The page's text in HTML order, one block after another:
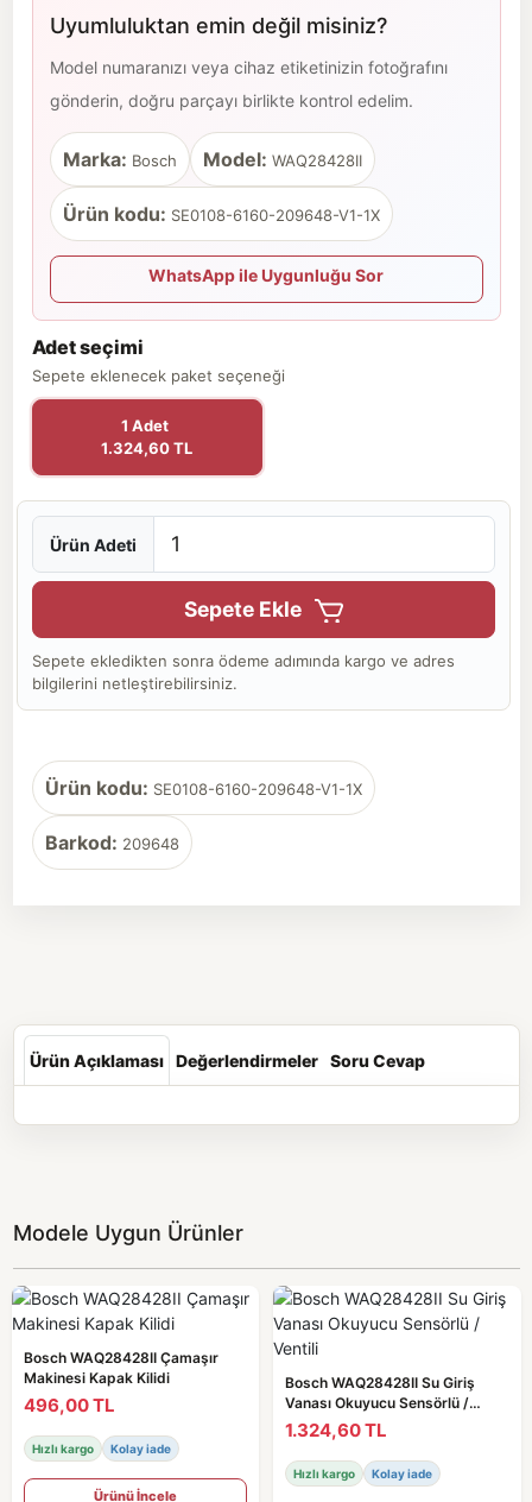
Uyumluluktan emin değil misiniz?
Model numaranızı veya cihaz etiketinizin fotoğrafını
gönderin, doğru parçayı birlikte kontrol edelim.
Marka: Bosch Model: WAQ28428II
Ürün kodu: SE0108-6160-209648-V1-1X
WhatsApp ile Uygunluğu Sor
Adet seçimi
Sepete eklenecek paket seçeneği
1 Adet
1.324,60 TL
Ürün Adeti
Sepete Ekle
Sepete ekledikten sonra ödeme adımında kargo ve adres
bilgilerini netleştirebilirsiniz.
Ürün kodu: SE0108-6160-209648-V1-1X
Barkod: 209648
Ürün Açıklaması Değerlendirmeler Soru Cevap
Modele Uygun Ürünler
Bosch WAQ28428II Çamaşır
Makinesi Kapak Kilidi
496,00 TL
Hızlı kargo Kolay iade
Ürünü İncele
Bosch WAQ28428II Su Giriş
Vanası Okuyucu Sensörlü /
Ventili
1.324,60 TL
Hızlı kargo Kolay iade